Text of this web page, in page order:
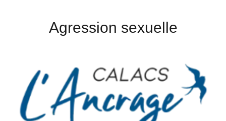
Agression sexuelle